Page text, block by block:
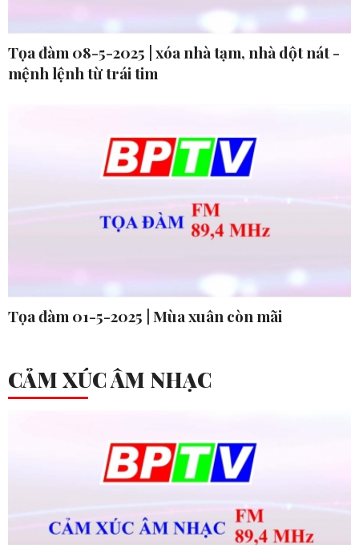
Tọa đàm 08-5-2025 | xóa nhà tạm, nhà dột nát -
mệnh lệnh từ trái tim
Tọa đàm 01-5-2025 | Mùa xuân còn mãi
CẢM XÚC ÂM NHẠC